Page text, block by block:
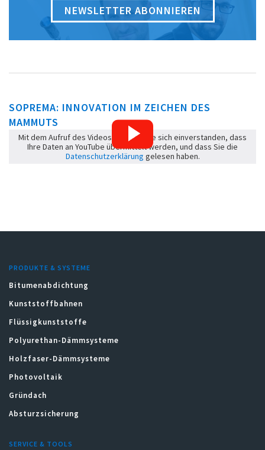
NEWSLETTER ABONNIEREN
SOPREMA: INNOVATION IM ZEICHEN DES
MAMMUTS
Mit dem Aufruf des Videos erklären Sie sich einverstanden, dass
Ihre Daten an YouTube übermittelt werden, und dass Sie die
Datenschutzerklärung gelesen haben.
PRODUKTE & SYSTEME
Bitumenabdichtung
Kunststoffbahnen
Flüssigkunststoffe
Polyurethan-Dämmsysteme
Holzfaser-Dämmsysteme
Photovoltaik
Gründach
Absturzsicherung
SERVICE & TOOLS